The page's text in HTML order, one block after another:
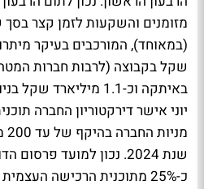
(במאוחד), המורכבים בעיקר
באיתקה וכ-1.1
יוני אישר דירקטוריון החברה
שנת 2024. נכון למועד
כ-25% מתוכנית הרכישה העצמית האמורה.